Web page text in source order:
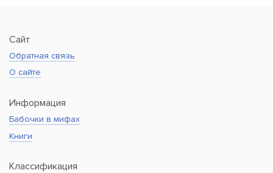
Сайт
Обратная связь
О сайте
Информация
Бабочки в мифах
Книги
Классификация